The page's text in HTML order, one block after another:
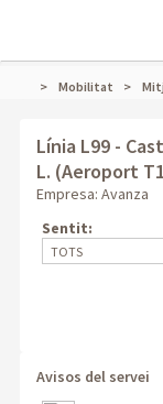
Mobilitat
Línia L99 -
L. (Aeroport
Empresa: Avanza
Sentit:
Avisos del servei